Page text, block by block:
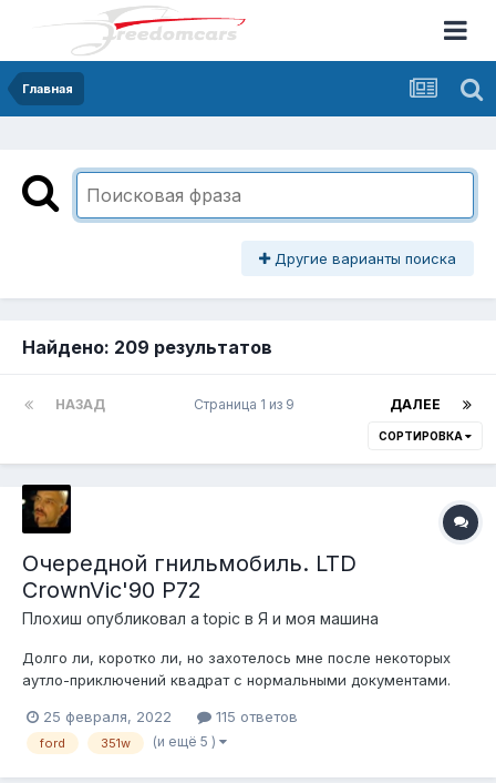
Главная
Другие варианты поиска
Найдено: 209 результатов
НАЗАД ДАЛЕЕ
Страница 1 из 9
СОРТИРОВКА
Очередной гнильмобиль. LTD
CrownVic'90 P72
Плохиш опубликовал a topic в Я и моя машина
Долго ли, коротко ли, но захотелось мне после некоторых
аутло-приключений квадрат с нормальными документами.
получать в августе, был март 2021 года, и тут Рома Ashley
(Спасибо, Рома!) удачно предложил трупное чучело ЛТД
25 февраля, 2022 115 ответов
ford 351w (и ещё 5 )